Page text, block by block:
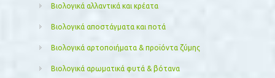
Βιολογικά αλλαντικά και κρέατα
Βιολογικά αποστάγματα και ποτά
Βιολογικά αρτοποιήματα & προϊόντα ζύμης
Βιολογικά αρωματικά φυτά & βότανα